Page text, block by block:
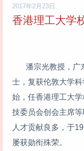
2017年2月23日
香港理工大学
潘宗光教授，广
士，复获伦敦大学
始，任香港理工大
技委员会创会主席
人才贡献良多，于
屡获勋衔殊荣。